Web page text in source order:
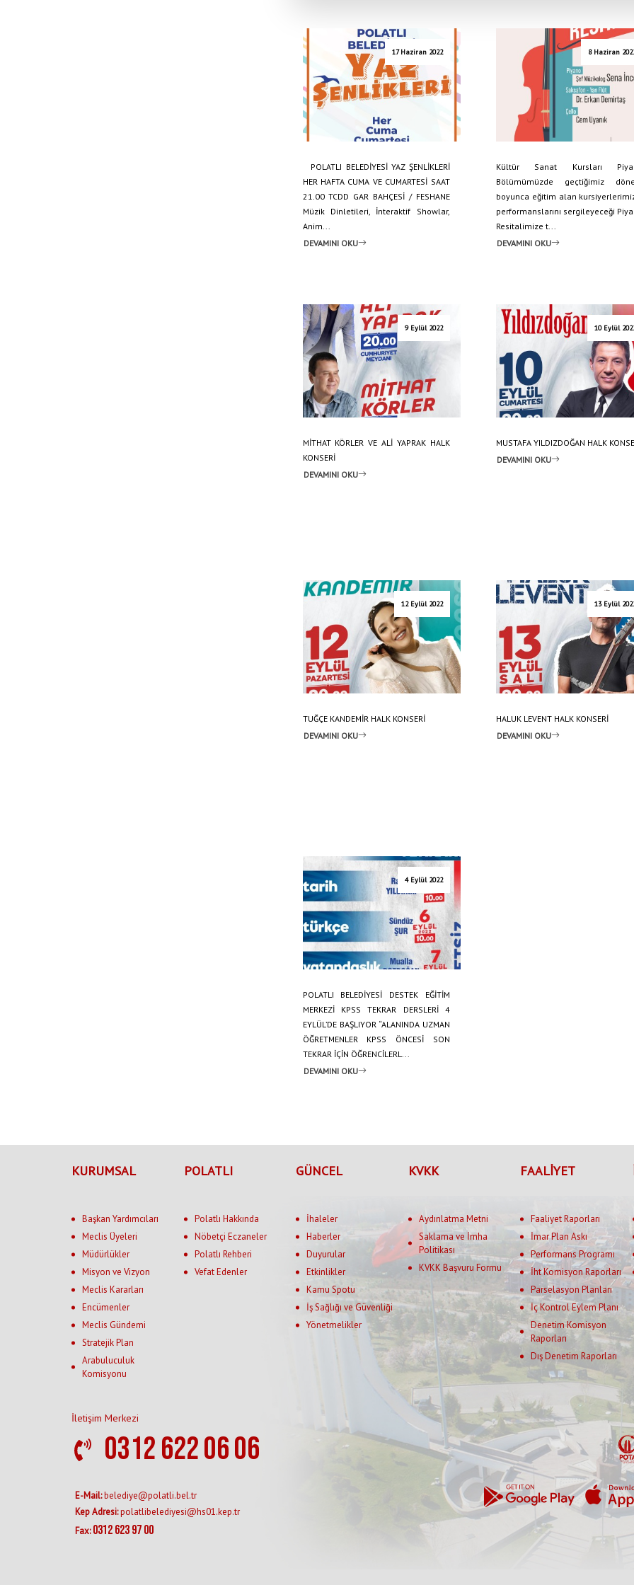
17 Haziran 2022
POLATLI BELEDİYESİ YAZ ŞENLİKLERİ
HER HAFTA CUMA VE CUMARTESİ SAAT
21.00 TCDD GAR BAHÇESİ / FESHANE
Müzik Dinletileri, İnteraktif Showlar,
Anim...
DEVAMINI OKU
8 Haziran
Kültür Sanat Kursları
Bölümümüzde geçtiğimiz
boyunca eğitim alan
performanslarını sergileyeceği
Resitalimize t...
DEVAMINI OKU
9 Eylül 2022
MİTHAT KÖRLER VE ALİ YAPRAK HALK
KONSERİ
DEVAMINI OKU
10 Eylül
MUSTAFA YILDIZDOĞAN HALK
DEVAMINI OKU
12 Eylül 2022
TUĞÇE KANDEMİR HALK KONSERİ
DEVAMINI OKU
13 Eylül
HALUK LEVENT HALK KONSERİ
DEVAMINI OKU
4 Eylül 2022
POLATLI BELEDİYESİ DESTEK EĞİTİM
MERKEZİ KPSS TEKRAR DERSLERİ 4
EYLÜL’DE BAŞLIYOR “ALANINDA UZMAN
ÖĞRETMENLER KPSS ÖNCESİ SON
TEKRAR İÇİN ÖĞRENCİLERL...
DEVAMINI OKU
KURUMSAL
Başkan Yardımcıları
Meclis Üyeleri
Müdürlükler
Misyon ve Vizyon
Meclis Kararları
Encümenler
Meclis Gündemi
Stratejik Plan
Arabuluculuk
Komisyonu
POLATLI
Polatlı Hakkında
Nöbetçi Eczaneler
Polatlı Rehberi
Vefat Edenler
GÜNCEL
İhaleler
Haberler
Duyurular
Etkinlikler
Kamu Spotu
İş Sağlığı ve Güvenliği
Yönetmelikler
KVKK
Aydınlatma Metni
Saklama ve İmha
Politikası
KVKK Başvuru Formu
FAALİYET
Faaliyet Raporları
İmar Plan Askı
Performans Programı
İht Komisyon Raporları
Parselasyon Planları
İç Kontrol Eylem Planı
Denetim Komisyon
Raporları
Dış Denetim Raporları
İletişim Merkezi
0312 622 06 06
E-Mail:belediye@polatli.bel.tr
Kep Adresi:polatlibelediyesi@hs01.kep.tr
Fax:0312 623 97 00